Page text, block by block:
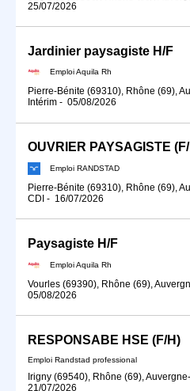
25/07/2026
Jardinier paysagiste H/F
Emploi Aquila Rh
Pierre-Bénite (69310), Rhône (69),
Intérim - 05/08/2026
OUVRIER PAYSAGISTE
Emploi RANDSTAD
Pierre-Bénite (69310), Rhône (69),
CDI - 16/07/2026
Paysagiste H/F
Emploi Aquila Rh
Vourles (69390), Rhône (69),
05/08/2026
RESPONSABE HSE (F/H)
Emploi Randstad professional
Irigny (69540), Rhône (69),
21/07/2026